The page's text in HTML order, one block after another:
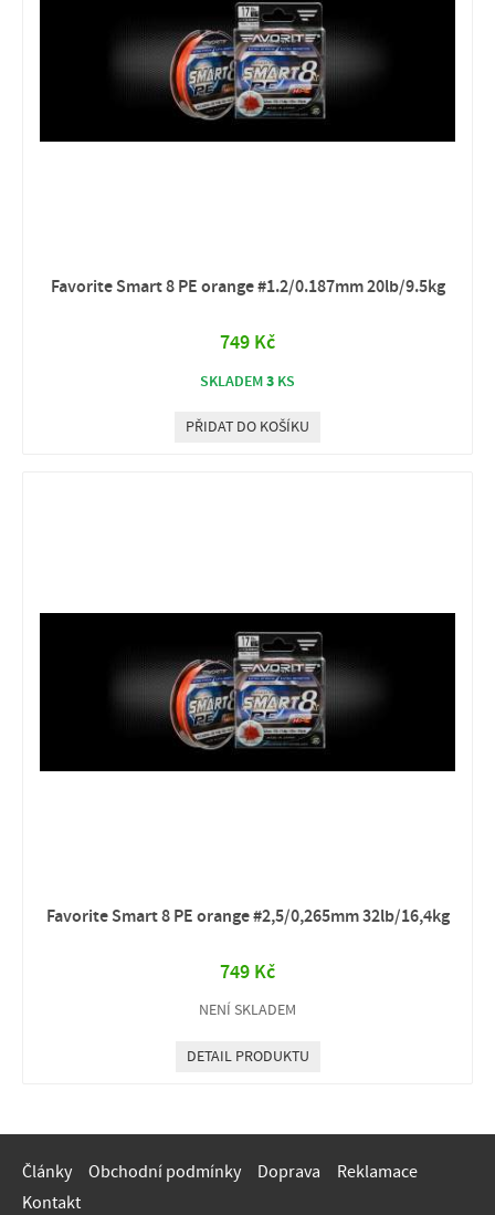
Favorite Smart 8 PE orange #1.2/0.187mm 20lb/9.5kg
749 Kč
SKLADEM3 KS
PŘIDAT DO KOŠÍKU
Favorite Smart 8 PE orange #2,5/0,265mm 32lb/16,4kg
749 Kč
NENÍ SKLADEM
DETAIL PRODUKTU
Články Obchodní podmínky Doprava
Reklamace
Kontakt